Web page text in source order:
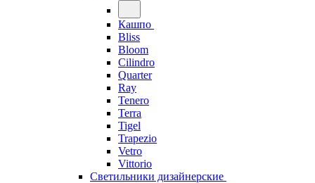
Кашпо
Bliss
Bloom
Cilindro
Quarter
Ray
Tenero
Terra
Tigel
Trapezio
Vetro
Vittorio
Светильники дизайнерские